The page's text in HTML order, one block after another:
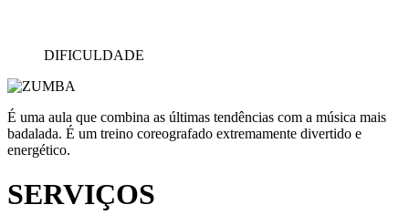
DIFICULDADE
É uma aula que combina as últimas tendências com a música mais
badalada. É um treino coreografado extremamente divertido e
energético.
SERVIÇOS